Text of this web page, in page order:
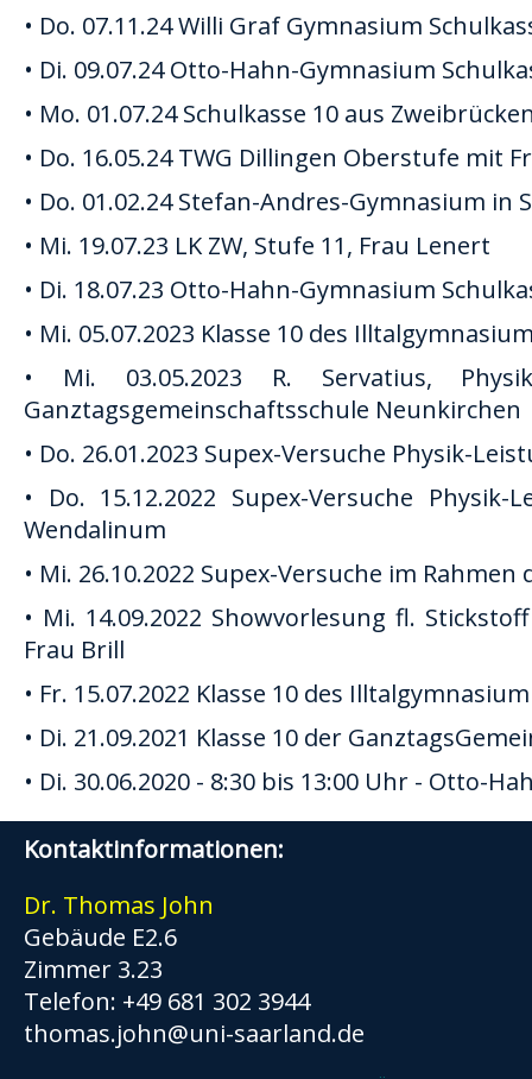
• Do. 07.11.24 Willi Graf Gymnasium
• Di. 09.07.24 Otto-Hahn-Gymnasium
• Mo. 01.07.24 Schulkasse 10 aus
• Do. 16.05.24 TWG Dillingen Oberstufe mit
• Do. 01.02.24 Stefan-Andres-Gymnasium in
• Mi. 19.07.23 LK ZW, Stufe 11, Frau Lenert
• Di. 18.07.23 Otto-Hahn-Gymnasium
• Mi. 05.07.2023 Klasse 10 des
• Mi. 03.05.2023 R. Servatius,
Ganztagsgemeinschaftsschule Neunkirchen
• Do. 26.01.2023 Supex-Versuche Physik-
• Do. 15.12.2022 Supex-Versuche
Wendalinum
• Mi. 26.10.2022 Supex-Versuche im
• Mi. 14.09.2022 Showvorlesung fl.
Frau Brill
• Fr. 15.07.2022 Klasse 10 des
• Di. 21.09.2021 Klasse 10 der
• Di. 30.06.2020 - 8:30 bis 13:00 Uhr - Otto-
Kontaktinformationen:
Dr. Thomas John
Gebäude E2.6
Zimmer 3.23
Telefon: +49 681 302 3944
thomas.john@uni-saarland.de